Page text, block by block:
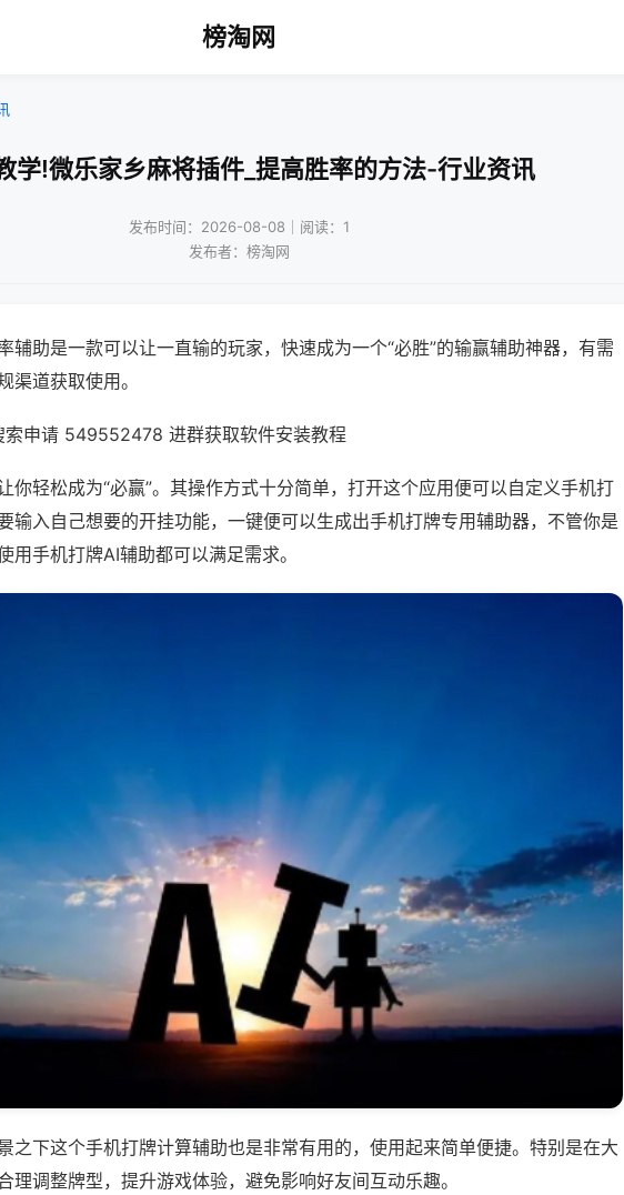
榜淘网
学!微乐家乡麻将插件_提高胜率的方法-行业资讯
发布时间：2026-08-08｜阅读：1
发布者：榜淘网
辅助是一款可以让一直输的玩家，快速成为一个“必胜”的输赢辅助神器，有需
渠道获取使用。
索申请 549552478 进群获取软件安装教程
你轻松成为“必赢”。其操作方式十分简单，打开这个应用便可以自定义手机打
输入自己想要的开挂功能，一键便可以生成出手机打牌专用辅助器，不管你是
用手机打牌AI辅助都可以满足需求。
之下这个手机打牌计算辅助也是非常有用的，使用起来简单便捷。特别是在大
理调整牌型，提升游戏体验，避免影响好友间互动乐趣。